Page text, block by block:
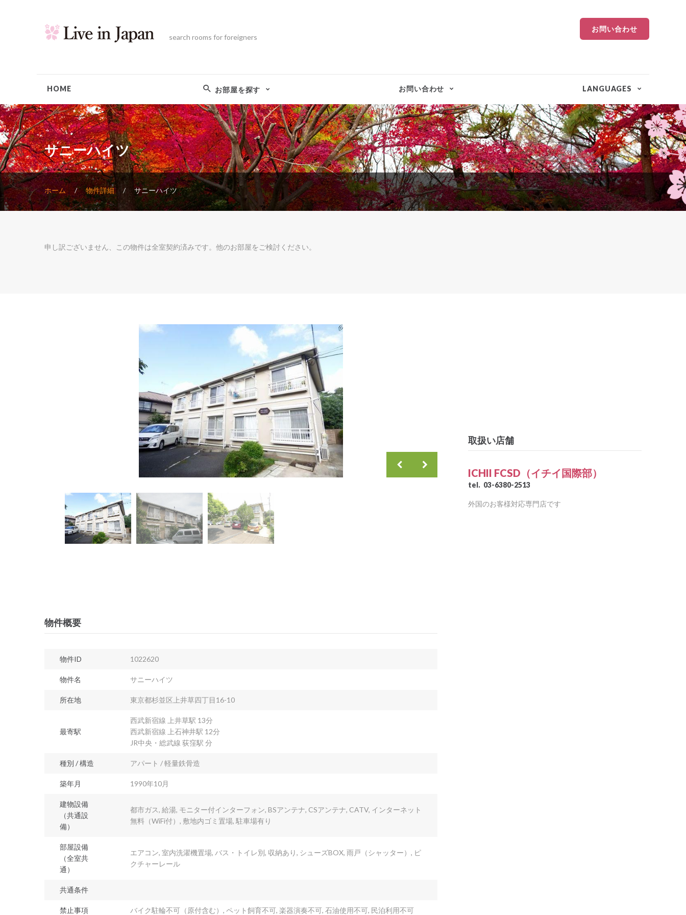
search rooms for foreigners
お問い合わせ
HOME お部屋を探す お問い合わせ LANGUAGES
サニーハイツ
ホーム 物件詳細 サニーハイツ
申し訳ございません、この物件は全室契約済みです。他のお部屋をご検討ください。
物件概要
物件ID 1022620
物件名 サニーハイツ
所在地 東京都杉並区上井草四丁目16-10
最寄駅
西武新宿線 上井草駅 13分
西武新宿線 上石神井駅 12分
JR中央・総武線 荻窪駅 分
種別 / 構造 アパート / 軽量鉄骨造
築年月 1990年10月
建物設備
（共通設
備）
都市ガス, 給湯, モニター付インターフォン, BSアンテナ, CSアンテナ, CATV, インターネット
無料（WiFi付）, 敷地内ゴミ置場, 駐車場有り
部屋設備
（全室共
通）
エアコン, 室内洗濯機置場, バス・トイレ別, 収納あり, シューズBOX, 雨戸（シャッター）, ピ
クチャーレール
共通条件
禁止事項 バイク駐輪不可（原付含む）, ペット飼育不可, 楽器演奏不可, 石油使用不可, 民泊利用不可
取扱い店舗
ICHII FCSD（イチイ国際部）
tel. 03-6380-2513
外国のお客様対応専門店です